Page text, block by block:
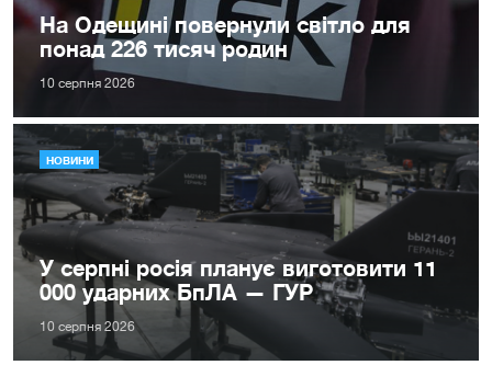
На Одещині повернули світло для
понад 226 тисяч родин
10 серпня 2026
НОВИНИ
У серпні росія планує виготовити 11
000 ударних БпЛА — ГУР
10 серпня 2026